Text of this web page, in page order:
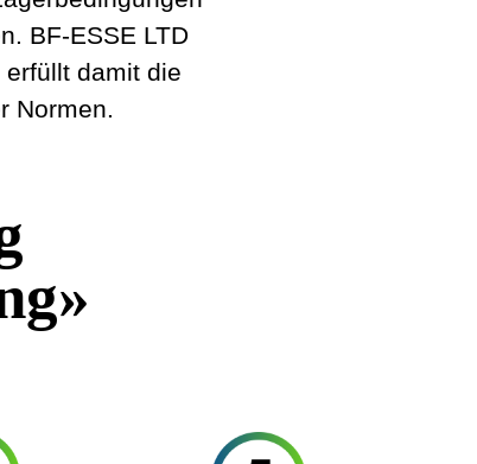
an die
Angabe
Lagerbedingungen
BF-ESSE LTD
Normen.